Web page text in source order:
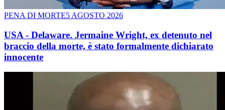
PENA DI MORTE5 AGOSTO 2026
USA - Delaware. Jermaine Wright, ex detenuto nel
braccio della morte, è stato formalmente dichiarato
innocente